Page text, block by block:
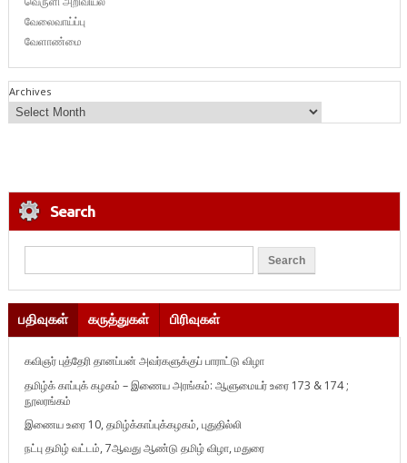
வேலைவாய்ப்பு
வேளாண்மை
Archives
Search
பதிவுகள் கருத்துகள் பிரிவுகள்
கவிஞர் புத்தேரி தானப்பன் அவர்களுக்குப் பாராட்டு விழா
தமிழ்க் காப்புக் கழகம் – இணைய அரங்கம்: ஆளுமையர் உரை 173 & 174 ;
நூலரங்கம்
இணைய உரை 10, தமிழ்க்காப்புக்கழகம், புதுதில்லி
நட்பு தமிழ் வட்டம், 7ஆவது ஆண்டு தமிழ் விழா, மதுரை